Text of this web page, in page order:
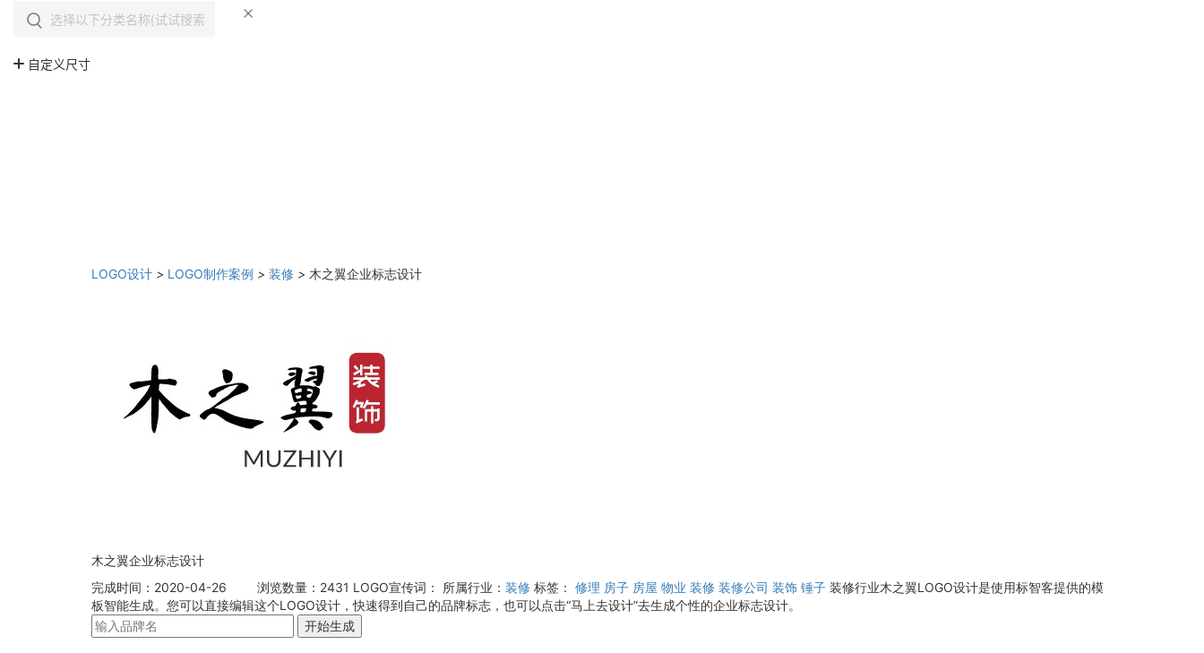
LOGO设计 > LOGO制作案例 > 装修 > 木之翼企业标志设计
木之翼企业标志设计
完成时间：2020-04-26
浏览数量：2431 LOGO宣传词： 所属行业： 装修 标签： 修理 房子 房屋 物业 装修 装修公司 装饰 锤子 装修行业木之翼LOGO设计是使用标智客提供的模
板智能生成。您可以直接编辑这个LOGO设计，快速得到自己的品牌标志，也可以点击“马上去设计”去生成个性的企业标志设计。
开始生成